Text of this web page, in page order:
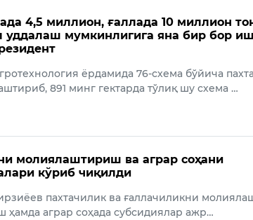
4,5 миллион, ғаллада 10 миллион
уддалаш мумкинлигига яна бир бор
ёрдамида 76-схема бўйича пахта
891 минг гектарда тўлиқ шу схема …
молиялаштириш ва аграр соҳани
кўриб чиқилди
пахтачилик ва ғаллачиликни
ҳамда аграр соҳада субсидиялар ажр…